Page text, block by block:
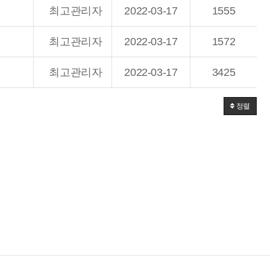
최고관리자 2022-03-17 1555
최고관리자 2022-03-17 1572
최고관리자 2022-03-17 3425
정렬